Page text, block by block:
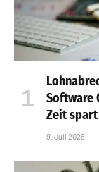
Software
Zeit spart
9. Juli 2026